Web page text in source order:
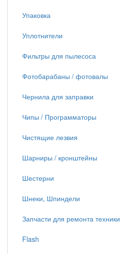
Упаковка
Уплотнители
Фильтры для пылесоса
Фотобарабаны / фотовалы
Чернила для заправки
Чипы / Программаторы
Чистящие лезвия
Шарниры / кронштейны
Шестерни
Шнеки, Шпиндели
Запчасти для ремонта техники
Flash